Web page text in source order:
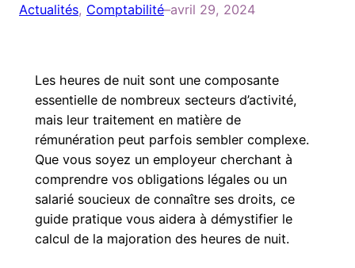
Actualités, Comptabilité–avril 29, 2024
Les heures de nuit sont une composante
essentielle de nombreux secteurs d’activité,
mais leur traitement en matière de
rémunération peut parfois sembler complexe.
Que vous soyez un employeur cherchant à
comprendre vos obligations légales ou un
salarié soucieux de connaître ses droits, ce
guide pratique vous aidera à démystifier le
calcul de la majoration des heures de nuit.